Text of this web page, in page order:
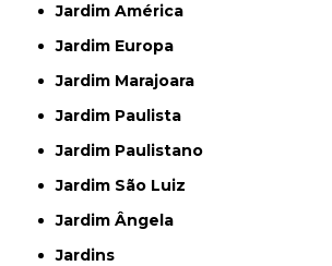
Jardim América
Jardim Europa
Jardim Marajoara
Jardim Paulista
Jardim Paulistano
Jardim São Luiz
Jardim Ângela
Jardins